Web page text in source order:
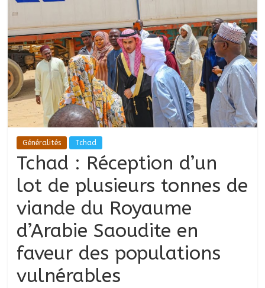
Généralités Tchad
Tchad : Réception d’un
lot de plusieurs tonnes de
viande du Royaume
d’Arabie Saoudite en
faveur des populations
vulnérables